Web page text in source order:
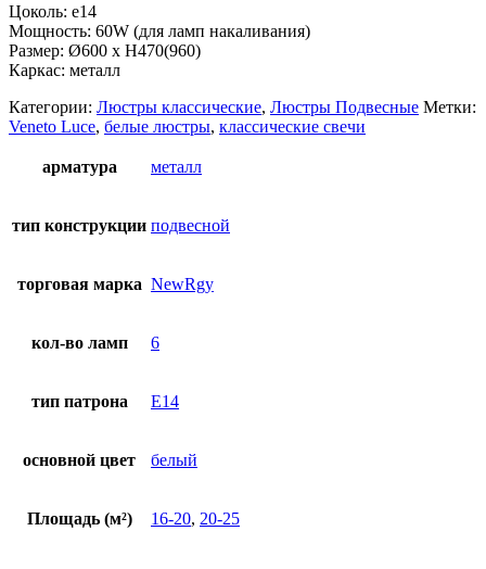
Цоколь: e14
Мощность: 60W (для ламп накаливания)
Размер: Ø600 x H470(960)
Каркас: металл
Категории: Люстры классические, Люстры Подвесные Метки:
Veneto Luce, белые люстры, классические свечи
арматура металл
тип конструкции подвесной
торговая марка NewRgy
кол-во ламп 6
тип патрона E14
основной цвет белый
Площадь (м²) 16-20, 20-25